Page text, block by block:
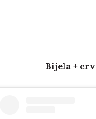
Bijela +